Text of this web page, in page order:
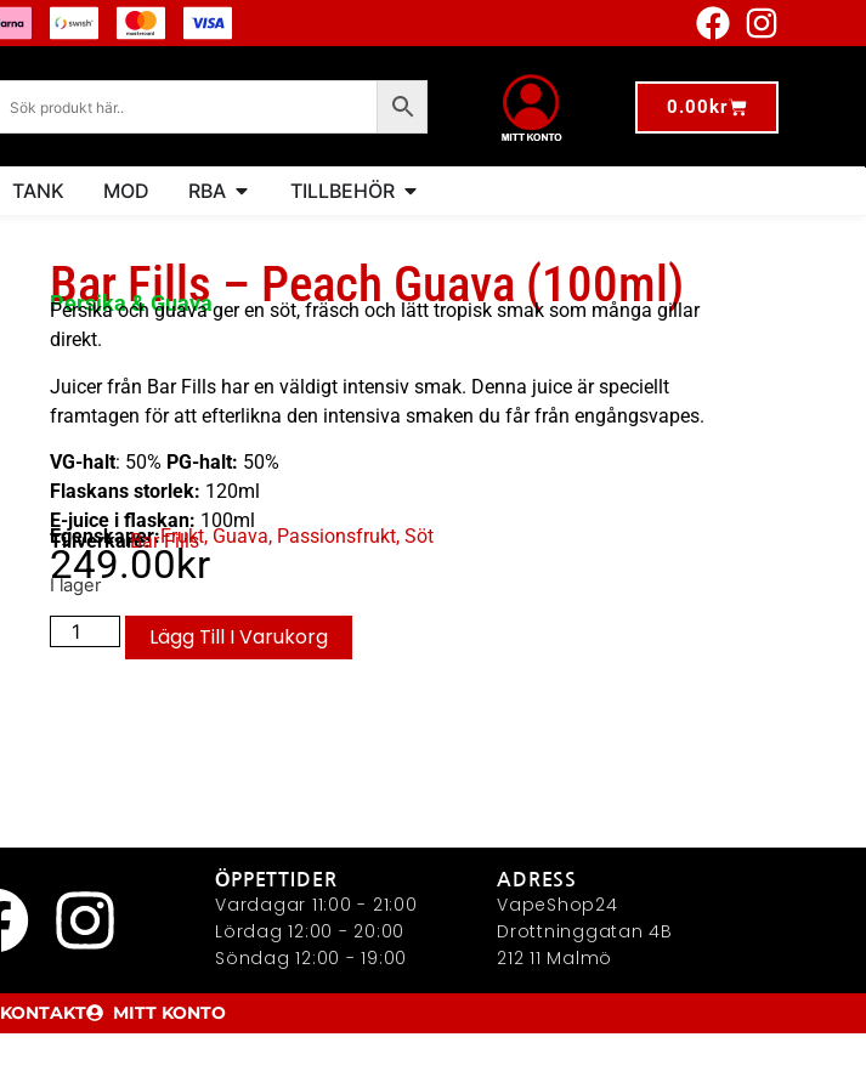
0.00 kr
TANK MOD RBA TILLBEHÖR
Bar Fills – Peach Guava (100ml)
Persika & Guava
Persika och guava ger en söt, fräsch och lätt tropisk smak som många gillar
direkt.
Juicer från Bar Fills har en väldigt intensiv smak. Denna juice är speciellt
framtagen för att efterlikna den intensiva smaken du får från engångsvapes.
VG-halt: 50% PG-halt: 50%
Flaskans storlek: 120ml
E-juice i flaskan: 100ml
Egenskaper:Frukt, Guava, Passionsfrukt, Söt
Tillverkare:Bar Fills
249.00kr
I lager
Lägg Till I Varukorg
ÖPPETTIDER
Vardagar 11:00 - 21:00
Lördag 12:00 - 20:00
Söndag 12:00 - 19:00
ADRESS
VapeShop24
Drottninggatan 4B
212 11 Malmö
KONTAKT MITT KONTO